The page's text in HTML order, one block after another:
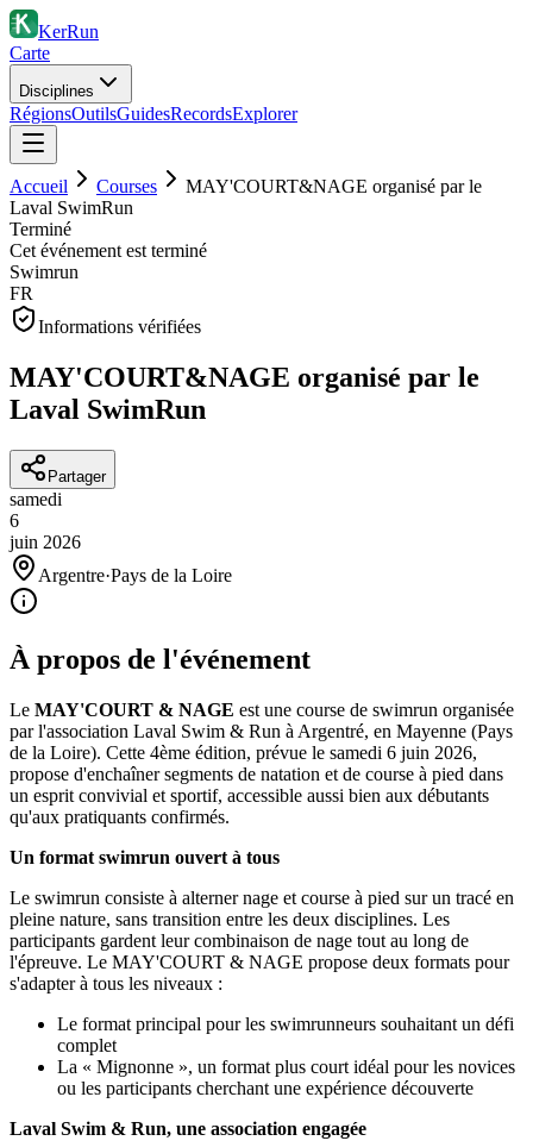
KerRun
Carte
Disciplines
RégionsOutilsGuidesRecordsExplorer
Accueil Courses
MAY'COURT&NAGE organisé par le
Laval SwimRun
Terminé
Cet événement est terminé
Swimrun
FR
Informations vérifiées
MAY'COURT&NAGE organisé par le
Laval SwimRun
Partager
samedi
6
juin 2026
Argentre·Pays de la Loire
À propos de l'événement
Le MAY'COURT & NAGE est une course de swimrun organisée
par l'association Laval Swim & Run à Argentré, en Mayenne (Pays
de la Loire). Cette 4ème édition, prévue le samedi 6 juin 2026,
propose d'enchaîner segments de natation et de course à pied dans
un esprit convivial et sportif, accessible aussi bien aux débutants
qu'aux pratiquants confirmés.
Un format swimrun ouvert à tous
Le swimrun consiste à alterner nage et course à pied sur un tracé en
pleine nature, sans transition entre les deux disciplines. Les
participants gardent leur combinaison de nage tout au long de
l'épreuve. Le MAY'COURT & NAGE propose deux formats pour
s'adapter à tous les niveaux :
Le format principal pour les swimrunneurs souhaitant un défi
complet
La « Mignonne », un format plus court idéal pour les novices
ou les participants cherchant une expérience découverte
Laval Swim & Run, une association engagée